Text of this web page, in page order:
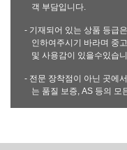
객 부담입니다.
- 기재되어 있는 상품 등급
인하여주시기 바라며 중
및 사용감이 있을수있습
- 전문 장착점이 아닌 곳에
는 품질 보증, AS 등의 모